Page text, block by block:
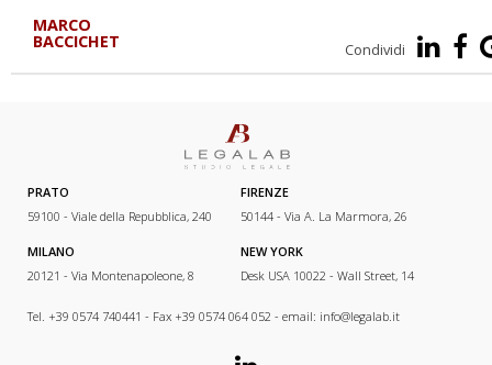
MARCO
BACCICHET Condividi
PRATO
59100 - Viale della Repubblica, 240
FIRENZE
50144 - Via A. La Marmora, 26
MILANO
20121 - Via Montenapoleone, 8
NEW YORK
Desk USA 10022 - Wall Street, 14
Tel. +39 0574 740441 - Fax +39 0574 064 052 - email: info@legalab.it